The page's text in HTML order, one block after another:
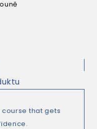
course that gets